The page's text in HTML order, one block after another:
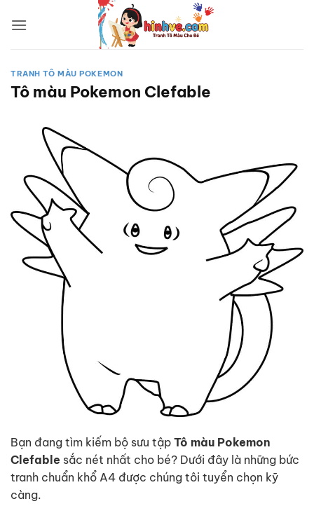
qua
TRANH TÔ MÀU POKEMON
Tô màu Pokemon Clefable
Bạn đang tìm kiếm bộ sưu tập Tô màu Pokemon
Clefable sắc nét nhất cho bé? Dưới đây là những bức
tranh chuẩn khổ A4 được chúng tôi tuyển chọn kỹ
càng.